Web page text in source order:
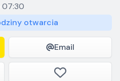
otwarcia
Email